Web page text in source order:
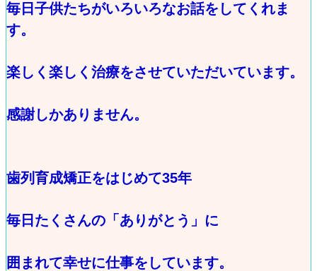
毎日子供たちがいろいろなお話をしてくれま
す。
楽しく楽しく治療をさせていただいています。
感謝しかありません。
歯列育成矯正をはじめて35年
毎日たくさんの「ありがとう」に
囲まれて幸せに仕事をしています。